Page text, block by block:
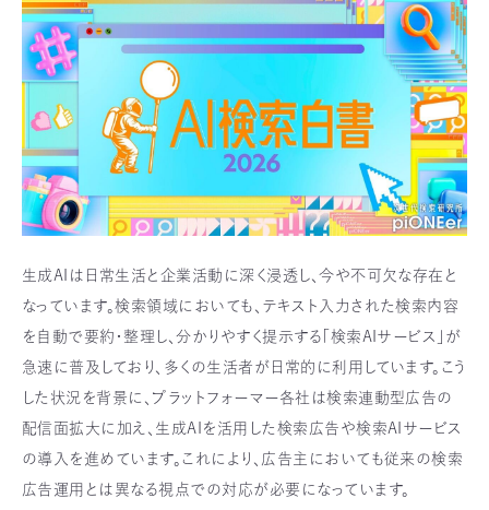
生成AIは日常生活と企業活動に深く浸透し、今や不可欠な存在と
なっています。検索領域においても、テキスト入力された検索内容
を自動で要約・整理し、分かりやすく提示する「検索AIサービス」が
急速に普及しており、多くの生活者が日常的に利用しています。こう
した状況を背景に、プラットフォーマー各社は検索連動型広告の
配信面拡大に加え、生成AIを活用した検索広告や検索AIサービス
の導入を進めています。これにより、広告主においても従来の検索
広告運用とは異なる視点での対応が必要になっています。